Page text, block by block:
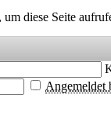
um diese Seite
Angemeldet